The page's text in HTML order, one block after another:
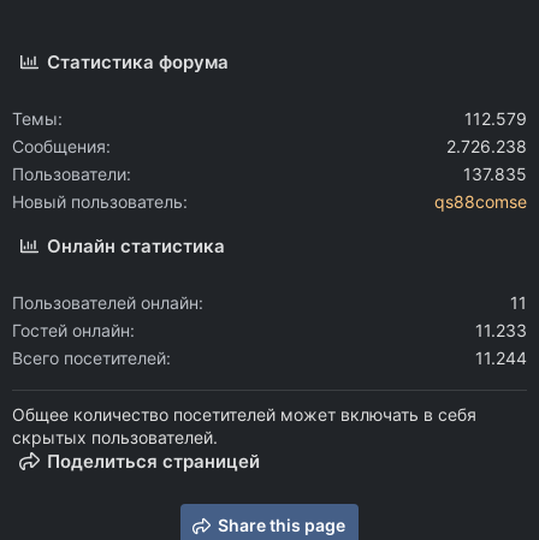
Статистика форума
Темы
112.579
Сообщения
2.726.238
Пользователи
137.835
Новый пользователь
qs88comse
Онлайн статистика
Пользователей онлайн
11
Гостей онлайн
11.233
Всего посетителей
11.244
Общее количество посетителей может включать в себя
скрытых пользователей.
Поделиться страницей
Share this page